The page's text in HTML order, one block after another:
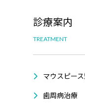
診療案内
TREATMENT
マウスピー
歯周病治療